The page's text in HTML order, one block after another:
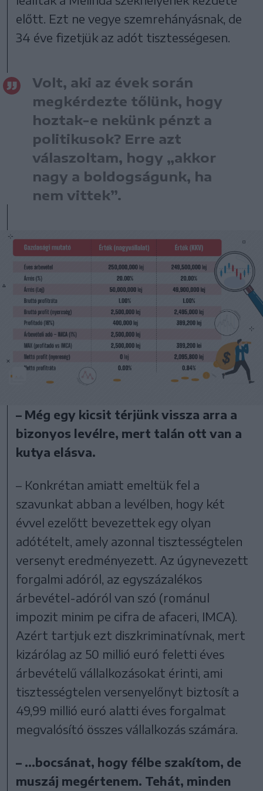
előtt. Ezt ne vegye szemrehányásnak, de
34 éve fizetjük az adót tisztességesen.
Volt, aki az évek során
megkérdezte tőlünk, hogy
hoztak-e nekünk pénzt a
politikusok? Erre azt
válaszoltam, hogy „akkor
nagy a boldogságunk, ha
nem vittek”.
– Még egy kicsit térjünk vissza arra a
bizonyos levélre, mert talán ott van a
kutya elásva.
– Konkrétan amiatt emeltük fel a
szavunkat abban a levélben, hogy két
évvel ezelőtt bevezettek egy olyan
adótételt, amely azonnal tisztességtelen
versenyt eredményezett. Az úgynevezett
forgalmi adóról, az egyszázalékos
árbevétel-adóról van szó (románul
impozit minim pe cifra de afaceri, IMCA).
Azért tartjuk ezt diszkriminatívnak, mert
kizárólag az 50 millió euró feletti éves
árbevételű vállalkozásokat érinti, ami
tisztességtelen versenyelőnyt biztosít a
49,99 millió euró alatti éves forgalmat
megvalósító összes vállalkozás számára.
– …bocsánat, hogy félbe szakítom, de
muszáj megértenem. Tehát, minden